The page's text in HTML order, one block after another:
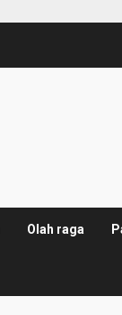
Olah raga